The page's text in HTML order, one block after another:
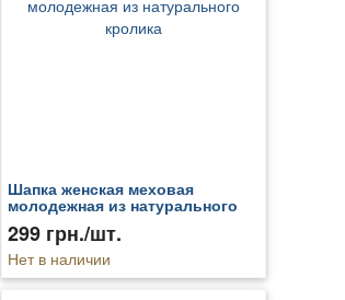
Шапка женская меховая
молодежная из натурального
кролика
299 грн./шт.
Нет в наличии